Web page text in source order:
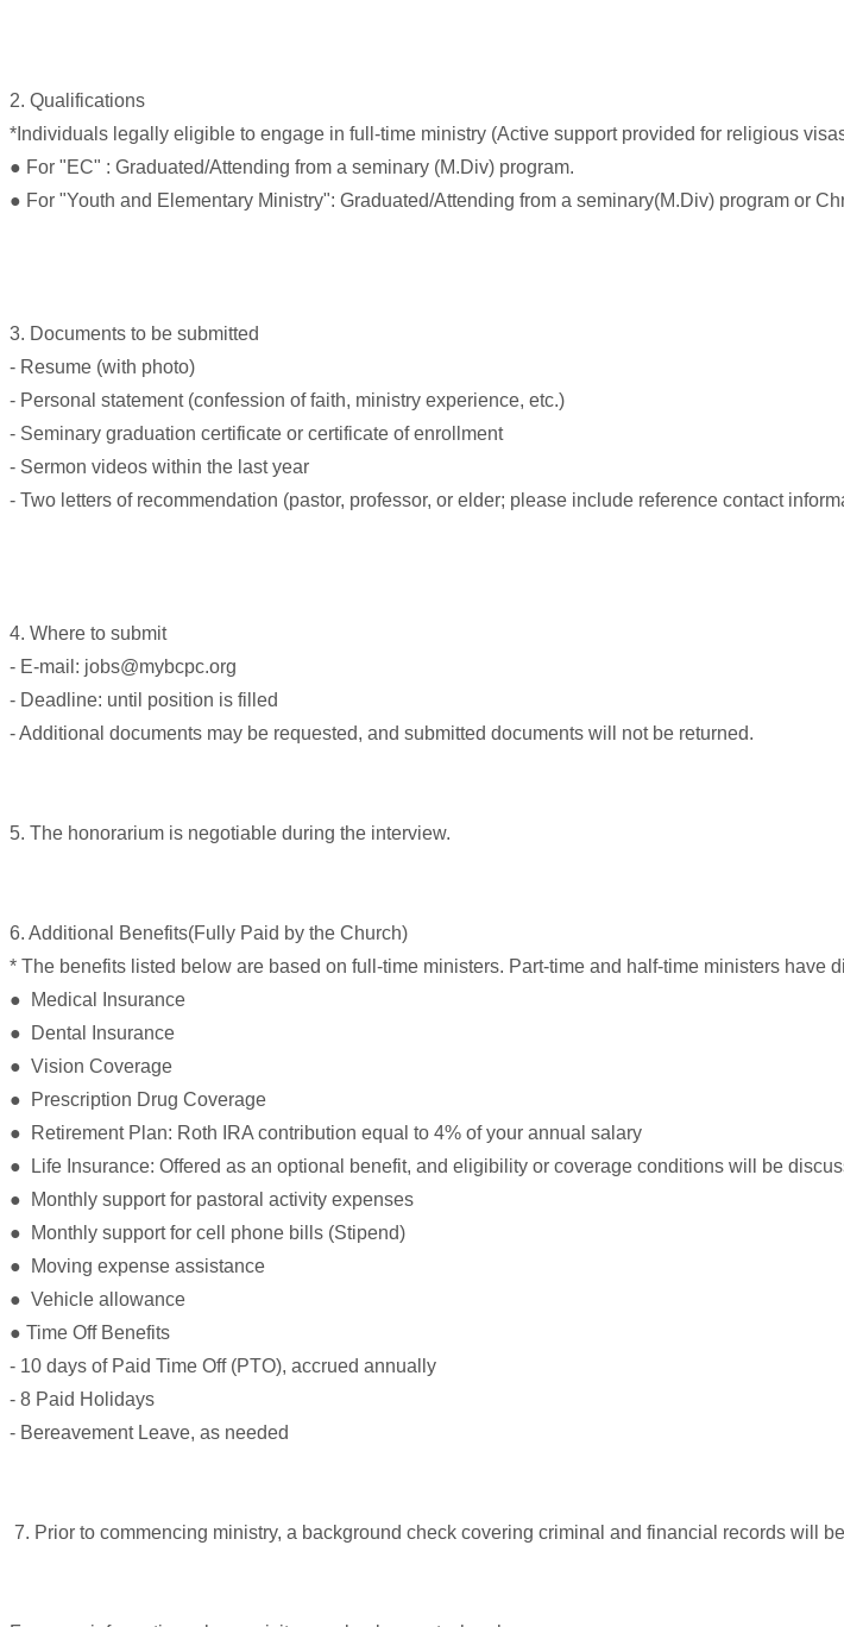
소
우
즐
성
리
지
구
발
기
부
심
중
절
리
스
제
휴
트
무
남
어
알
리
기
가
평
기
비
2. Qualifications
*Individuals legally eligible to engage in full-time ministry (Active support provided for religious
● For "EC" : Graduated/Attending from a seminary (M.Div) program.
● For "Youth and Elementary Ministry": Graduated/Attending from a seminary(M.Div) program or
3. Documents to be submitted
- Resume (with photo)
- Personal statement (confession of faith, ministry experience, etc.)
- Seminary graduation certificate or certificate of enrollment
- Sermon videos within the last year
- Two letters of recommendation (pastor, professor, or elder; please include reference contact
4. Where to submit
- E-mail: jobs@mybcpc.org
- Deadline: until position is filled
- Additional documents may be requested, and submitted documents will not be returned.
5. The honorarium is negotiable during the interview.
6. Additional Benefits(Fully Paid by the Church)
* The benefits listed below are based on full-time ministers. Part-time and half-time ministers have
● Medical Insurance
● Dental Insurance
● Vision Coverage
● Prescription Drug Coverage
● Retirement Plan: Roth IRA contribution equal to 4% of your annual salary
● Life Insurance: Offered as an optional benefit, and eligibility or coverage conditions will be
● Monthly support for pastoral activity expenses
● Monthly support for cell phone bills (Stipend)
● Moving expense assistance
● Vehicle allowance
● Time Off Benefits
- 10 days of Paid Time Off (PTO), accrued annually
- 8 Paid Holidays
- Bereavement Leave, as needed
7. Prior to commencing ministry, a background check covering criminal and financial records will